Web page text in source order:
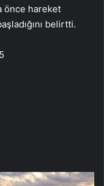
önce hareket
belirtti.